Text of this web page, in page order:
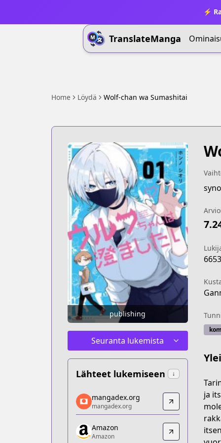
⚡
TranslateManga
Home Löydä Wolf-chan wa Sumashitai
publishing
Seuranta lukemista
Lähteet lukemiseen ↓
mangadex.org
mangadex.org
https://mangadex.org/title/b24d2c22-
Amazon
mangadex.org
mangadex.org
Amazon
Amazon
6653
ja